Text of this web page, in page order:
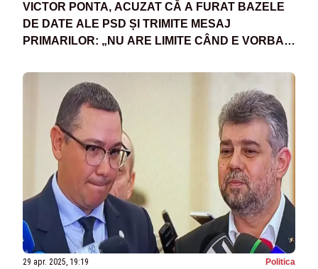
VICTOR PONTA, ACUZAT CĂ A FURAT BAZELE
DE DATE ALE PSD ȘI TRIMITE MESAJ
PRIMARILOR: „NU ARE LIMITE CÂND E VORBA
29 apr. 2025, 19:19 Politica